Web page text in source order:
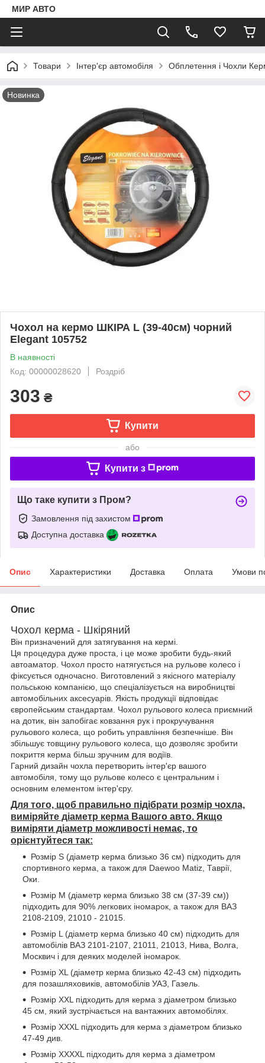
МИР АВТО
Товари Інтер'єр автомобіля Обплетення і Чохли
Новинка
Чохол на кермо ШКІРА L (39-40см) чорний
Elegant 105752
В наявності
Код: 00000028620
Роздріб
303 ₴
Купити
або
Купити з
Що таке купити з Пром?
Замовлення під захистом
Доступна доставка
Опис Характеристики Доставка Оплата Умови
Опис
Чохол керма - Шкіряний
Він призначений для затягування на кермі.
Ця процедура дуже проста, і це може зробити будь-який
автоаматор. Чохол просто натягується на рульове колесо і
фіксується одночасно. Виготовлений з якісного матеріалу
польською компанією, що спеціалізується на виробництві
автомобільних аксесуарів. Якість продукції відповідає
європейським стандартам. Чохол рульового колеса приємний
на дотик, він запобігає ковзання рук і прокручування
рульового колеса, що робить управління безпечніше. Він
збільшує товщину рульового колеса, що дозволяє зробити
покриття керма більш зручним для водіїв.
Гарний дизайн чохла перетворить інтер'єр вашого
автомобіля, тому що рульове колесо є центральним і
основним елементом інтер'єру.
Для того, щоб правильно підібрати розмір чохла,
виміряйте діаметр керма Вашого авто. Якщо
виміряти діаметр можливості немає, то
орієнтуйтеся так:
Розмір S (діаметр керма близько 36 см) підходить для
спортивного керма, а також для Daewoo Matiz, Таврії,
Оки.
Розмір М (діаметр керма близько 38 см (37-39 см))
підходить для 90% легкових іномарок, а також для ВАЗ
2108-2109, 21010 - 21015.
Розмір L (діаметр керма близько 40 см) підходить для
автомобілів ВАЗ 2101-2107, 21011, 21013, Нива, Волга,
Москвич і для деяких моделей іномарок.
Розмір XL (діаметр керма близько 42-43 см) підходить
для позашляховиків, автомобілів УАЗ, Газель.
Розмір XXL підходить для керма з діаметром близько
45 см, який зустрічається на вантажних автомобілях.
Розмір XXXL підходить для керма з діаметром близько
47-49 див.
Розмір XXXXL підходить для керма з діаметром